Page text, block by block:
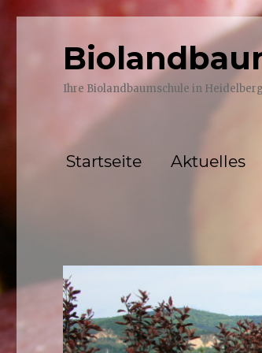
Ihre Biolandbaumschule in Heidelberg
Startseite Aktuelles